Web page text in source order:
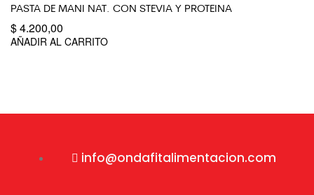
PASTA DE MANI NAT. CON STEVIA Y PROTEINA
$4.200,00
AÑADIR AL CARRITO
info@ondafitalimentacion.com